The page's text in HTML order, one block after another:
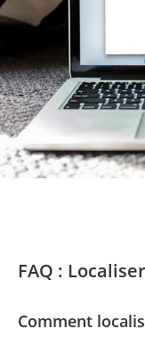
FAQ :
Comment